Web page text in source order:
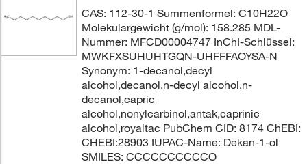
CAS: 112-30-1 Summenformel: C10H22O
Molekulargewicht (g/mol): 158.285 MDL-
Nummer: MFCD00004747 InChI-Schlüssel:
MWKFXSUHUHTGQN-UHFFFAOYSA-N
Synonym: 1-decanol,decyl
alcohol,decanol,n-decyl alcohol,n-
decanol,capric
alcohol,nonylcarbinol,antak,caprinic
alcohol,royaltac PubChem CID: 8174 ChEBI:
CHEBI:28903 IUPAC-Name: Dekan-1-ol
SMILES: CCCCCCCCCCO